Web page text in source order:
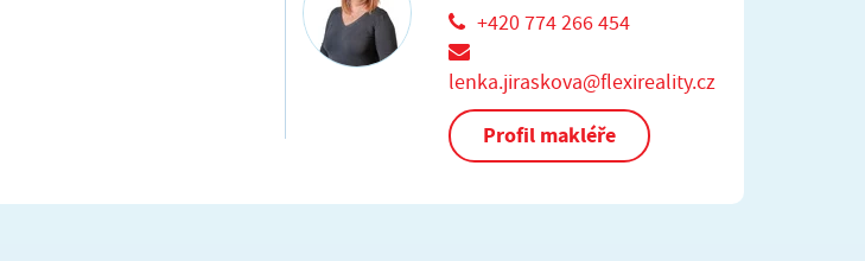
+420 774 266 454
lenka.jiraskova@flexireality.cz
Profil makléře